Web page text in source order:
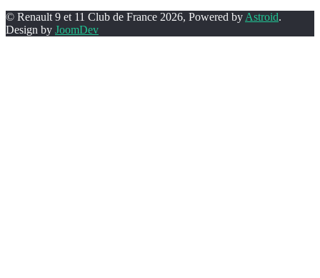
© Renault 9 et 11 Club de France 2026, Powered by Astroid.
Design by JoomDev